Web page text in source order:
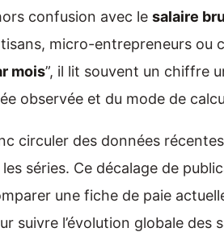
confusion avec le salaire
micro-entrepreneurs ou
mois”, il lit souvent un chiffre
observée et du mode de
circuler des données
séries. Ce décalage de
une fiche de paie
suivre l’évolution globale des